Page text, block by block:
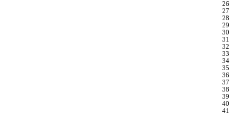
26
27
28
29
30
31
32
33
34
35
36
37
38
39
40
41